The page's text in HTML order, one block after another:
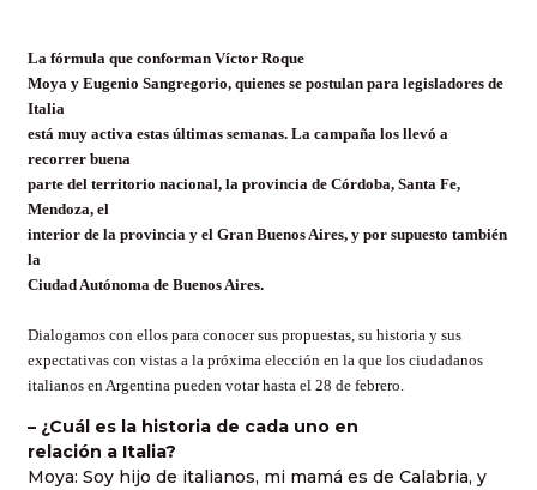
La fórmula que conforman Víctor Roque
Moya y Eugenio Sangregorio, quienes se postulan para legisladores de
Italia
está muy activa estas últimas semanas. La campaña los llevó a
recorrer buena
parte del territorio nacional, la provincia de Córdoba, Santa Fe,
Mendoza, el
interior de la provincia y el Gran Buenos Aires, y por supuesto también
la
Ciudad Autónoma de Buenos Aires.
Dialogamos con ellos para conocer sus propuestas, su historia y sus
expectativas con vistas a la próxima elección en la que los ciudadanos
italianos en Argentina pueden votar hasta el 28 de febrero.
– ¿Cuál es la historia de cada uno en
relación a Italia?
Moya: Soy hijo de italianos, mi mamá es de Calabria, y